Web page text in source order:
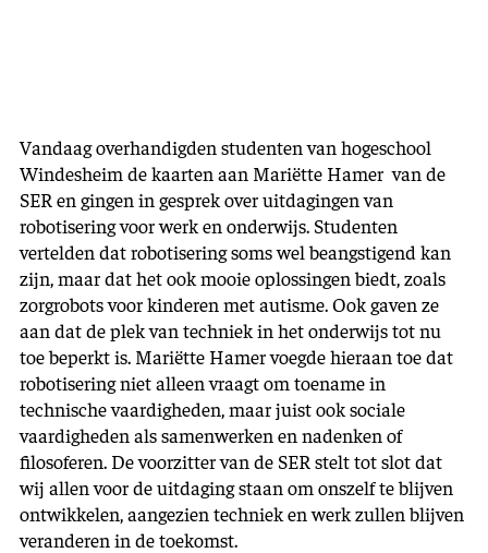
Vandaag overhandigden studenten van hogeschool
Windesheim de kaarten aan Mariëtte Hamer van de
SER en gingen in gesprek over uitdagingen van
robotisering voor werk en onderwijs. Studenten
vertelden dat robotisering soms wel beangstigend kan
zijn, maar dat het ook mooie oplossingen biedt, zoals
zorgrobots voor kinderen met autisme. Ook gaven ze
aan dat de plek van techniek in het onderwijs tot nu
toe beperkt is. Mariëtte Hamer voegde hieraan toe dat
robotisering niet alleen vraagt om toename in
technische vaardigheden, maar juist ook sociale
vaardigheden als samenwerken en nadenken of
filosoferen. De voorzitter van de SER stelt tot slot dat
wij allen voor de uitdaging staan om onszelf te blijven
ontwikkelen, aangezien techniek en werk zullen blijven
veranderen in de toekomst.